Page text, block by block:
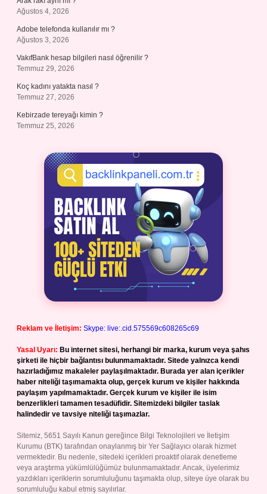
Ağustos 4, 2026
Adobe telefonda kullanılır mı ?
Ağustos 3, 2026
VakıfBank hesap bilgileri nasıl öğrenilir ?
Temmuz 29, 2026
Koç kadını yatakta nasıl ?
Temmuz 27, 2026
Kebirzade tereyağı kimin ?
Temmuz 25, 2026
Reklam ve İletişim: Skype: live:.cid.575569c608265c69
Yasal Uyarı: Bu internet sitesi, herhangi bir marka, kurum veya şahıs
şirketi ile hiçbir bağlantısı bulunmamaktadır. Sitede yalnızca kendi
hazırladığımız makaleler paylaşılmaktadır. Burada yer alan içerikler
haber niteliği taşımamakta olup, gerçek kurum ve kişiler hakkında
paylaşım yapılmamaktadır. Gerçek kurum ve kişiler ile isim
benzerlikleri tamamen tesadüfidir. Sitemizdeki bilgiler taslak
halindedir ve tavsiye niteliği taşımazlar.
Sitemiz, 5651 Sayılı Kanun gereğince Bilgi Teknolojileri ve İletişim
Kurumu (BTK) tarafından onaylanmış bir Yer Sağlayıcı olarak hizmet
vermektedir. Bu nedenle, sitedeki içerikleri proaktif olarak denetleme
veya araştırma yükümlülüğümüz bulunmamaktadır. Ancak, üyelerimiz
yazdıkları içeriklerin sorumluluğunu taşımakta olup, siteye üye olarak bu
sorumluluğu kabul etmiş sayılırlar.